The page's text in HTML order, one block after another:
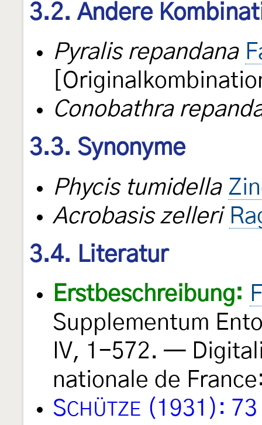
3.2. Andere
Pyralis repandana
Conobathra
3.3. Synonyme
Phycis tumidella
Acrobasis zelleri
3.4. Literatur
Erstbeschreibung:
Supplementum
IV, 1-572. —
nationale de
SCHÜTZE (1931): 73